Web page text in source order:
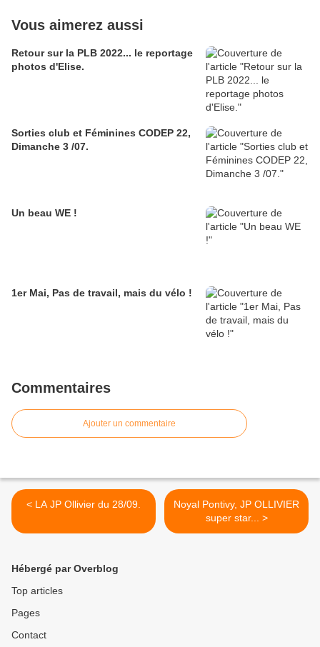
Vous aimerez aussi
Retour sur la PLB 2022... le reportage
photos d'Elise.
Sorties club et Féminines CODEP 22,
Dimanche 3 /07.
Un beau WE !
1er Mai, Pas de travail, mais du vélo !
Commentaires
Ajouter un commentaire
< LA JP Ollivier du 28/09.
Noyal Pontivy, JP OLLIVIER
super star... >
Hébergé par Overblog
Top articles
Pages
Contact